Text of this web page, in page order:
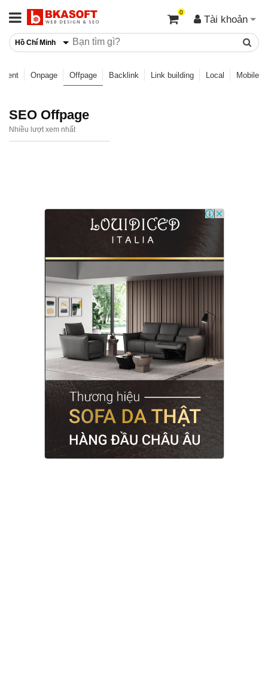
Tài khoản
0
Hồ Chí Minh
Onpage Offpage Backlink Link building Local Mobile
SEO Offpage
Nhiều lượt xem nhất